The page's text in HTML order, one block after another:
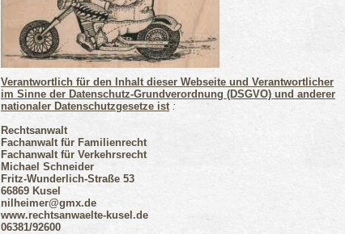
Verantwortlich für den Inhalt dieser Webseite und Verantwortlicher
im Sinne der Datenschutz-Grundverordnung (DSGVO) und anderer
nationaler Datenschutzgesetze ist :
Rechtsanwalt
Fachanwalt für Familienrecht
Fachanwalt für Verkehrsrecht
Michael Schneider
Fritz-Wunderlich-Straße 53
66869 Kusel
nilheimer@gmx.de
www.rechtsanwaelte-kusel.de
06381/92600